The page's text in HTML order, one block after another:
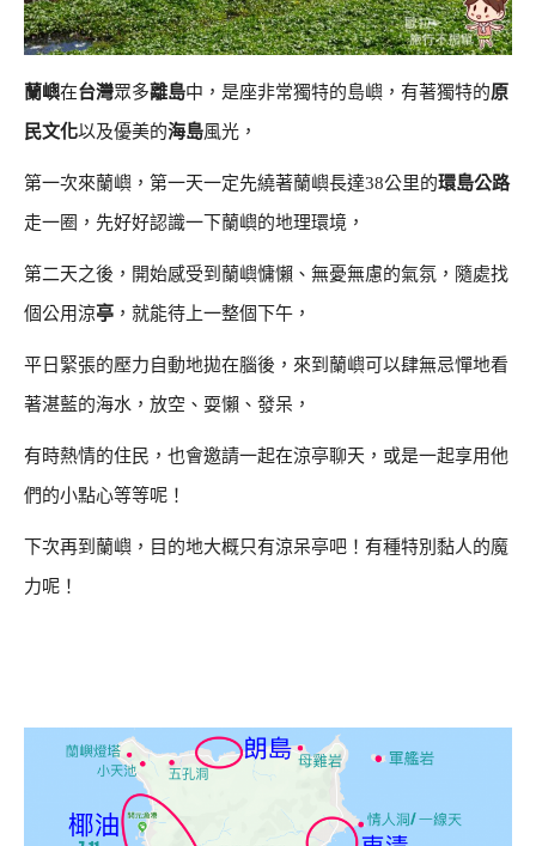
蘭嶼在台灣眾多離島中，是座非常獨特的島嶼，有著獨特的原
民文化以及優美的海島風光，
第一次來蘭嶼，第一天一定先繞著蘭嶼長達38公里的環島公路
走一圈，先好好認識一下蘭嶼的地理環境，
第二天之後，開始感受到蘭嶼慵懶、無憂無慮的氣氛，隨處找
個公用涼亭 ，就能待上一整個下午，
平日緊張的壓力自動地拋在腦後，來到蘭嶼可以肆無忌憚地看
著湛藍的海水，放空、耍懶、發呆，
有時熱情的住民，也會邀請一起在涼亭聊天，或是一起享用他
們的小點心等等呢！
下次再到蘭嶼，目的地大概只有涼呆亭吧！有種特別黏人的魔
力呢！